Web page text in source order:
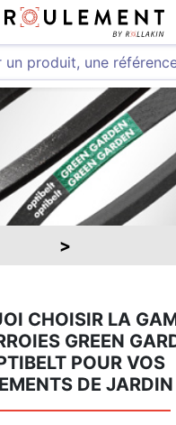
CHOISIR LA
GREEN
POUR VOS
DE